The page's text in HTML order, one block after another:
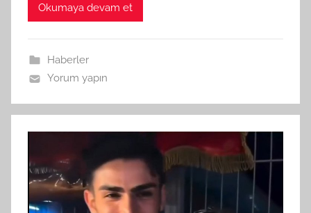
Okumaya devam et
Haberler
Yorum yapın